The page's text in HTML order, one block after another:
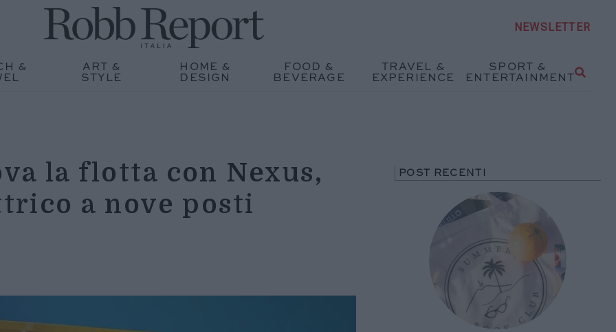
NEWSLETTER
&
ART &
STYLE
HOME &
DESIGN
FOOD &
BEVERAGE
TRAVEL &
EXPERIENCE
SPORT &
ENTERTAINMENT
la flotta con Nexus,
a nove posti
POST RECENTI